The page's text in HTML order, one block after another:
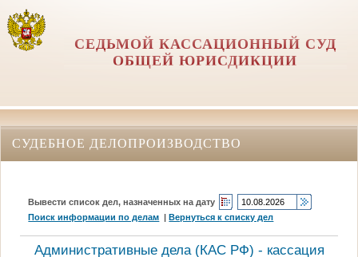
СЕДЬМОЙ КАССАЦИОННЫЙ СУД
ОБЩЕЙ ЮРИСДИКЦИИ
СУДЕБНОЕ ДЕЛОПРОИЗВОДСТВО
Вывести список дел, назначенных на дату
Поиск информации по делам |Вернуться к списку дел
Административные дела (КАC РФ) - кассация